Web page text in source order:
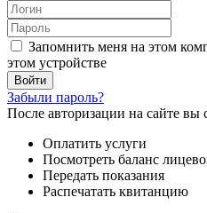
Запомнить меня на этом
этом устройстве
Забыли пароль?
После авторизации на сайте вы
Оплатить услуги
Посмотреть баланс
Передать показания
Распечатать квитанцию